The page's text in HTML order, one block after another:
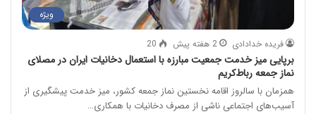
ویژه
فریده خدادادی 2 هفته پیش 20
برپایی میز خدمت جمعیت مبارزه با استعمال دخانیات ایران در مصلای
نماز جمعه رباط‌کریم
همزمان با سالروز اقامه نخستین نماز جمعه کشور، میز خدمت پیشگیری از
آسیب‌های اجتماعی ناشی از مصرف دخانیات با همکاری…